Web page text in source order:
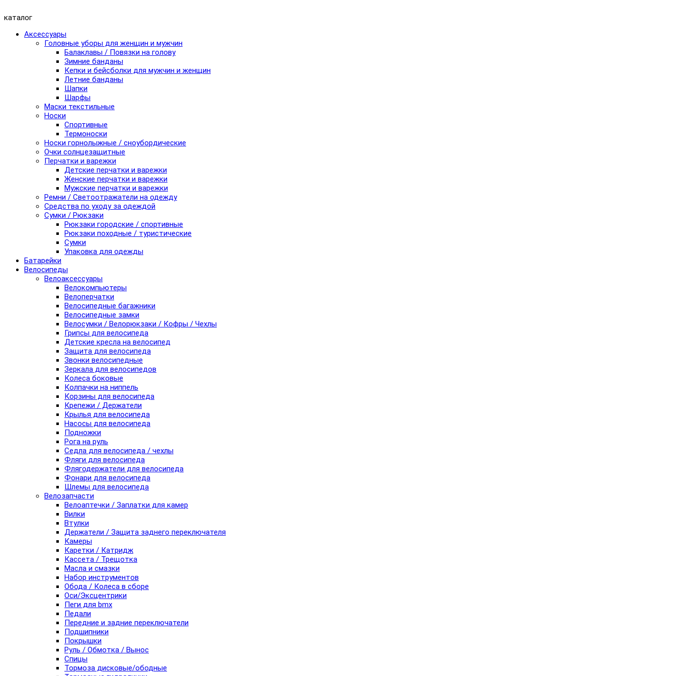
каталог
Аксессуары
Головные уборы для женщин и мужчин
Балаклавы / Повязки на голову
Зимние банданы
Кепки и бейсболки для мужчин и женщин
Летние банданы
Шапки
Шарфы
Маски текстильные
Носки
Спортивные
Термоноски
Носки горнолыжные / сноубордические
Очки солнцезащитные
Перчатки и варежки
Детские перчатки и варежки
Женские перчатки и варежки
Мужские перчатки и варежки
Ремни / Светоотражатели на одежду
Средства по уходу за одеждой
Сумки / Рюкзаки
Рюкзаки городские / спортивные
Рюкзаки походные / туристические
Сумки
Упаковка для одежды
Батарейки
Велосипеды
Велоаксессуары
Велокомпьютеры
Велоперчатки
Велосипедные багажники
Велосипедные замки
Велосумки / Велорюкзаки / Кофры / Чехлы
Грипсы для велосипеда
Детские кресла на велосипед
Защита для велосипеда
Звонки велосипедные
Зеркала для велосипедов
Колеса боковые
Колпачки на ниппель
Корзины для велосипеда
Крепежи / Держатели
Крылья для велосипеда
Насосы для велосипеда
Подножки
Рога на руль
Седла для велосипеда / чехлы
Фляги для велосипеда
Флягодержатели для велосипеда
Фонари для велосипеда
Шлемы для велосипеда
Велозапчасти
Велоаптечки / Заплатки для камер
Вилки
Втулки
Держатели / Защита заднего переключателя
Камеры
Каретки / Катридж
Кассета / Трещотка
Масла и смазки
Набор инструментов
Обода / Колеса в сборе
Оси/Эксцентрики
Пеги для bmx
Педали
Передние и задние переключатели
Подшипники
Покрышки
Руль / Обмотка / Вынос
Спицы
Тормоза дисковые/ободные